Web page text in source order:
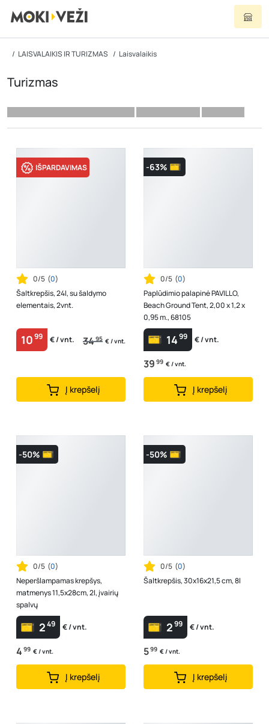
LAISVALAIKIS IR TURIZMAS Laisvalaikis
Turizmas
IŠPARDAVIMAS
0/5 (0)
Šaltkrepšis, 24l, su šaldymo
elementais, 2vnt.
1099 € / vnt. 3495 € / vnt.
Į krepšelį
-63%
0/5 (0)
Paplūdimio palapinė PAVILLO,
Beach Ground Tent, 2,00 x 1,2 x
0,95 m., 68105
1499 € / vnt.
39 99 € / vnt.
Į krepšelį
-50%
0/5 (0)
Neperšlampamas krepšys,
matmenys 11,5x28cm, 2l, įvairių
spalvų
249 € / vnt.
4 99 € / vnt.
Į krepšelį
-50%
0/5 (0)
Šaltkrepšis, 30x16x21,5 cm, 8l
299 € / vnt.
599 € / vnt.
Į krepšelį